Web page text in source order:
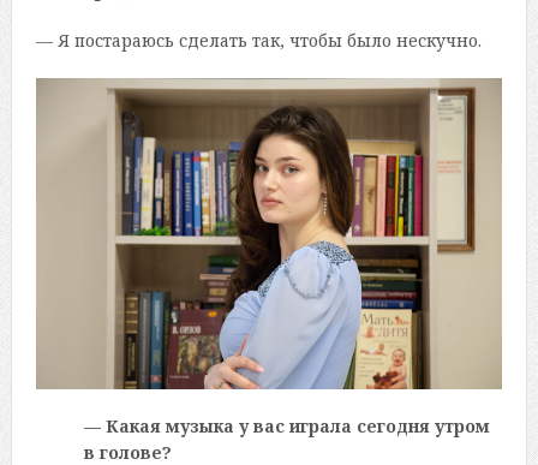
— Я постараюсь сделать так, чтобы было нескучно.
— Какая музыка у вас играла сегодня утром
в голове?